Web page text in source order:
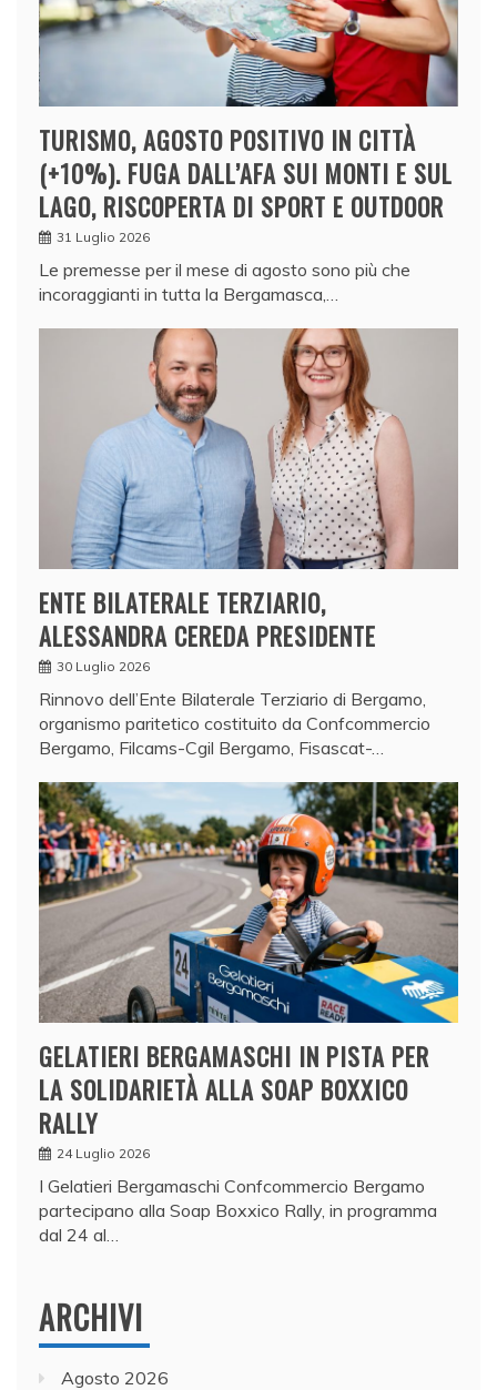
TURISMO, AGOSTO POSITIVO IN CITTÀ
(+10%). FUGA DALL’AFA SUI MONTI E SUL
LAGO, RISCOPERTA DI SPORT E OUTDOOR
31 Luglio 2026
Le premesse per il mese di agosto sono più che
incoraggianti in tutta la Bergamasca,…
ENTE BILATERALE TERZIARIO,
ALESSANDRA CEREDA PRESIDENTE
30 Luglio 2026
Rinnovo dell’Ente Bilaterale Terziario di Bergamo,
organismo paritetico costituito da Confcommercio
Bergamo, Filcams-Cgil Bergamo, Fisascat-…
GELATIERI BERGAMASCHI IN PISTA PER
LA SOLIDARIETÀ ALLA SOAP BOXXICO
RALLY
24 Luglio 2026
I Gelatieri Bergamaschi Confcommercio Bergamo
partecipano alla Soap Boxxico Rally, in programma
dal 24 al…
ARCHIVI
Agosto 2026